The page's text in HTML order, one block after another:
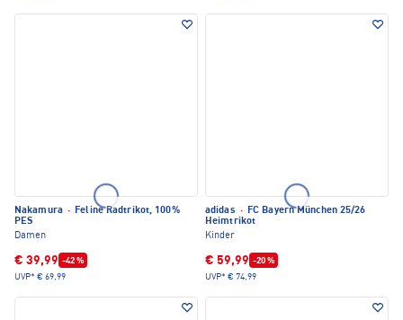
Nakamura · Feline Radtrikot, 100%
PES
Damen
€ 39,99 -42 %
UVP* € 69,99
adidas · FC Bayern München 25/26
Heimtrikot
Kinder
€ 59,99 -20 %
UVP* € 74,99